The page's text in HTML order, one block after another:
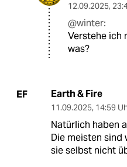
12.09.2025,
@winter:
Verstehe ich
was?
EF Earth & Fire
11.09.2025, 14:59
Natürlich haben
Die meisten sind
sie selbst nicht